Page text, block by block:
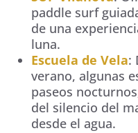
paddle surf
de una
luna.
Escuela de Vela:
verano, algunas
paseos
del silencio del
desde el agua.